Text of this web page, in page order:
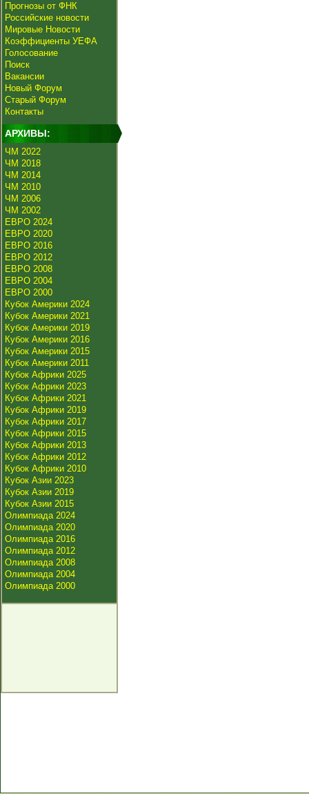
Прогнозы от ФНК
Российские новости
Мировые Новости
Коэффициенты УЕФА
Голосование
Поиск
Вакансии
Новый Форум
Старый Форум
Контакты
АРХИВЫ:
ЧМ 2022
ЧМ 2018
ЧМ 2014
ЧМ 2010
ЧМ 2006
ЧМ 2002
ЕВРО 2024
ЕВРО 2020
ЕВРО 2016
ЕВРО 2012
ЕВРО 2008
ЕВРО 2004
ЕВРО 2000
Кубок Америки 2024
Кубок Америки 2021
Кубок Америки 2019
Кубок Америки 2016
Кубок Америки 2015
Кубок Америки 2011
Кубок Африки 2025
Кубок Африки 2023
Кубок Африки 2021
Кубок Африки 2019
Кубок Африки 2017
Кубок Африки 2015
Кубок Африки 2013
Кубок Африки 2012
Кубок Африки 2010
Кубок Азии 2023
Кубок Азии 2019
Кубок Азии 2015
Олимпиада 2024
Олимпиада 2020
Олимпиада 2016
Олимпиада 2012
Олимпиада 2008
Олимпиада 2004
Олимпиада 2000